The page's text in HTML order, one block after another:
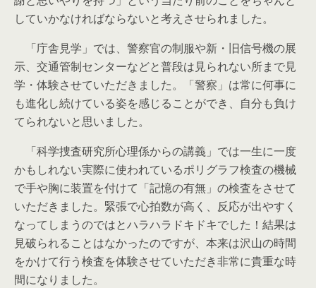
していかなければならないと考えさせられました。
「庁舎見学」では、警察官の制服や新・旧信号機の展
示、交通管制センターなどと普段は見られない所まで見
学・体験させていただきました。「警察」は常に何事に
も進化し続けている姿を感じることができ、自分も負け
てられないと思いました。
「科学捜査研究所心理係からの講義」では一生に一度
かもしれない実際に使われているポリグラフ検査の機械
で手や胸に装置を付けて「記憶の有無」の検査をさせて
いただきました。緊張で心拍数が高く、反応が出やすく
なってしまうのではとハラハラドキドキでした！結果は
見破られることはなかったのですが、本来は沢山の時間
をかけて行う検査を体験させていただき非常に貴重な時
間になりました。